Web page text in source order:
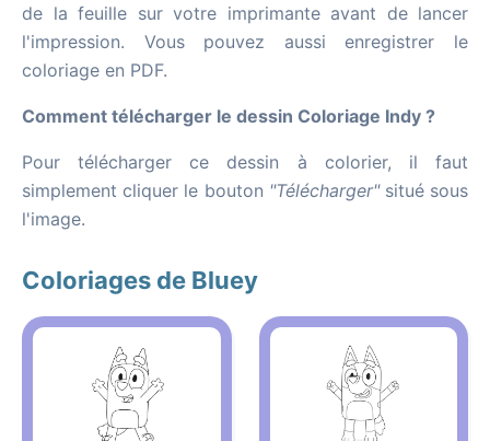
de la feuille sur votre imprimante avant de lancer
l'impression. Vous pouvez aussi enregistrer le
coloriage en PDF.
Comment télécharger le dessin Coloriage Indy ?
Pour télécharger ce dessin à colorier, il faut
simplement cliquer le bouton "Télécharger"situé sous
l'image.
Coloriages de Bluey